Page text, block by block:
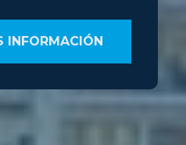
INFORMACIÓN